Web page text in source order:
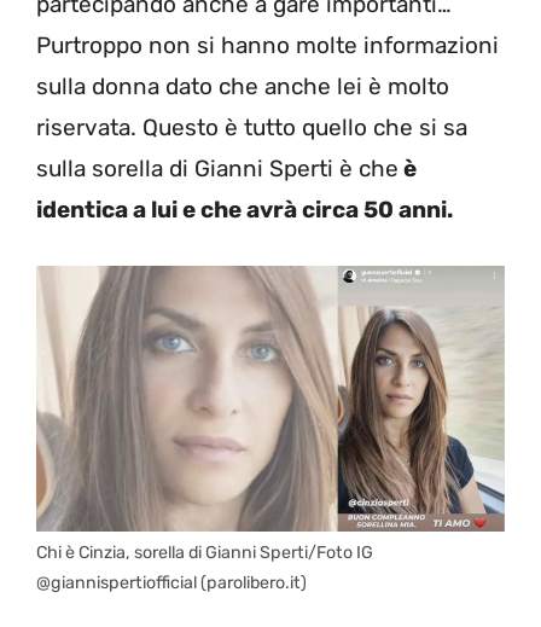
Purtroppo non si hanno molte informazioni
sulla donna dato che anche lei è molto
riservata. Questo è tutto quello che si sa
sulla sorella di Gianni Sperti è che è
identica a lui e che avrà circa 50 anni.
Chi è Cinzia, sorella di Gianni Sperti/Foto IG
@giannispertiofficial (parolibero.it)